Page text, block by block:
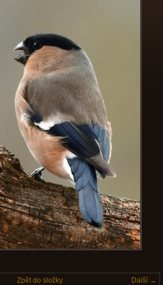
Další →
Zpět do složky